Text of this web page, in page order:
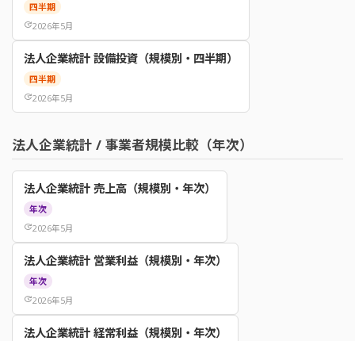
四半期
update2026年5月
法人企業統計 設備投資（規模別・四半期）
四半期
update2026年5月
法人企業統計 / 事業者規模比較（年次）
法人企業統計 売上高（規模別・年次）
年次
update2026年5月
法人企業統計 営業利益（規模別・年次）
年次
update2026年5月
法人企業統計 経常利益（規模別・年次）